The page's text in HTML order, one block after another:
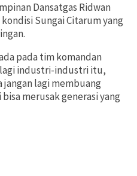
Dansatgas Ridwan
Sungai Citarum yang
pada tim komandan
industri-industri itu,
jangan lagi membuang
merusak generasi yang